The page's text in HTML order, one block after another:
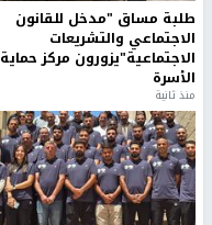
طلبة مساق "مدخل للقانون
الاجتماعي والتشريعات
الاجتماعية"يزورون مركز حماية
الأسرة
منذ ثانية